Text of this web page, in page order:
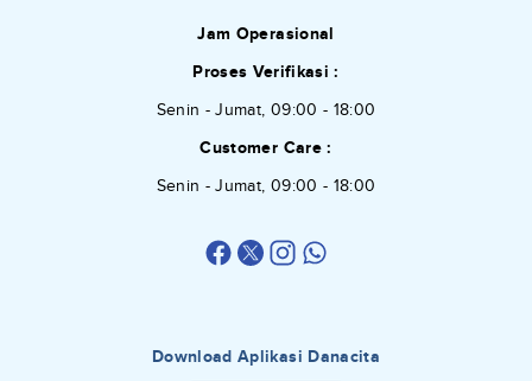
Jam Operasional
Proses Verifikasi :
Senin - Jumat, 09:00 - 18:00
Customer Care :
Senin - Jumat, 09:00 - 18:00
Download Aplikasi Danacita